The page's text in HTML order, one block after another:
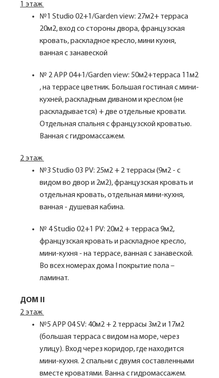
1 этаж
№1 Studio 02+1/Garden view: 27м2+ терраса
20м2, вход со стороны двора, французская
кровать, раскладное кресло, мини кухня,
ванная с занавеской
№ 2 APP 04+1/Garden view: 50м2+терраса 11м2
, на террасе цветник. Большая гостиная с мини-
кухней, раскладным диваном и креслом (не
раскладывается) + две отдельные кровати.
Отдельная спальня с французской кроватью.
Ванная с гидромассажем.
2 этаж
№3 Studio 03 PV: 25м2 + 2 террасы (9м2 - с
видом во двор и 2м2), французская кровать и
отдельная кровать, отдельная мини-кухня,
ванная - душевая кабина.
№ 4 Studio 02+1 PV: 20м2 + терраса 9м2,
французская кровать и раскладное кресло,
мини-кухня - на террасе, ванная с занавеской.
Во всех номерах дома I покрытие пола –
ламинат.
ДОМ II
2 этаж
№5 APP 04 SV: 40м2 + 2 террасы 3м2 и 17м2
(большая терраса с видом на море, через
улицу). Вход через коридор, где находится
мини-кухня. 2 спальни с двумя составленными
вместе кроватями. Ванна с гидромассажем.